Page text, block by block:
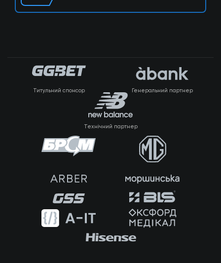
Титульний спонсор Генеральний партнер
Технічний партнер